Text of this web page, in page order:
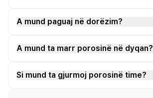
A mund paguaj në dorëzim?
A mund ta marr porosinë në dyqan?
Si mund ta gjurmoj porosinë time?